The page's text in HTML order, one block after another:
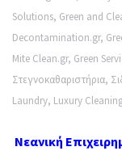
Solutions, Green and
Decontamination.gr,
Mite Clean.gr, Green
Στεγνοκαθαριστήρια,
Laundry, Luxury
Νεανική